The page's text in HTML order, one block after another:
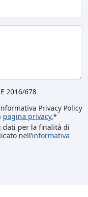
2016/678
Privacy Policy
pagina privacy.*
dati per la finalità di
nell’informativa